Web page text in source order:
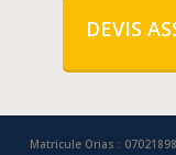
DEVIS
Matricule Orias : 07021898